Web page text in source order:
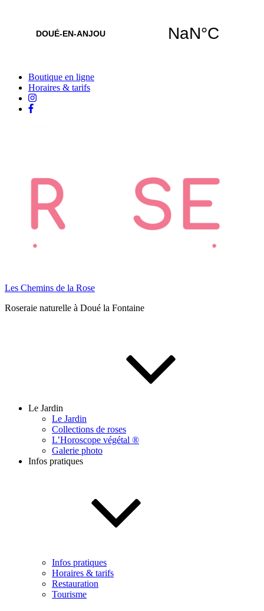
Boutique en ligne
Horaires & tarifs
Les Chemins de la Rose
Roseraie naturelle à Doué la Fontaine
Le Jardin
Le Jardin
Collections de roses
L’Horoscope végétal ®
Galerie photo
Infos pratiques
Infos pratiques
Horaires & tarifs
Restauration
Tourisme